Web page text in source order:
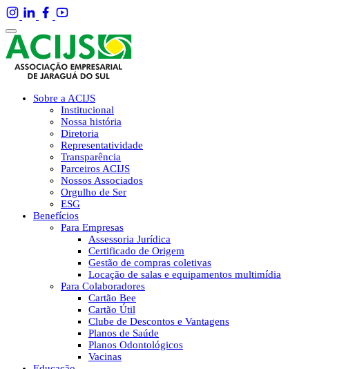
Sobre a ACIJS
Institucional
Nossa história
Diretoria
Representatividade
Transparência
Parceiros ACIJS
Nossos Associados
Orgulho de Ser
ESG
Benefícios
Para Empresas
Assessoria Jurídica
Certificado de Origem
Gestão de compras coletivas
Locação de salas e equipamentos multimídia
Para Colaboradores
Cartão Bee
Cartão Útil
Clube de Descontos e Vantagens
Planos de Saúde
Planos Odontológicos
Vacinas